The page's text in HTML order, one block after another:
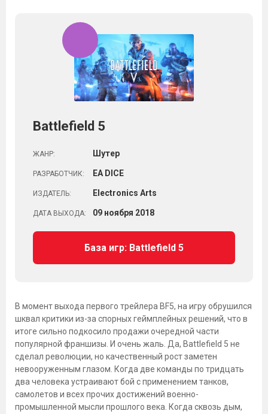
Battlefield 5
ЖАНР: Шутер
РАЗРАБОТЧИК: EA DICE
ИЗДАТЕЛЬ: Electronics Arts
ДАТА ВЫХОДА: 09 ноября 2018
База игр: Battlefield 5
В момент выхода первого трейлера BF5, на игру обрушился
шквал критики из-за спорных геймплейных решений, что в
итоге сильно подкосило продажи очередной части
популярной франшизы. И очень жаль. Да, Battlefield 5 не
сделал революции, но качественный рост заметен
невооруженным глазом. Когда две команды по тридцать
два человека устраивают бой с применением танков,
самолетов и всех прочих достижений военно-
промышленной мысли прошлого века. Когда сквозь дым,